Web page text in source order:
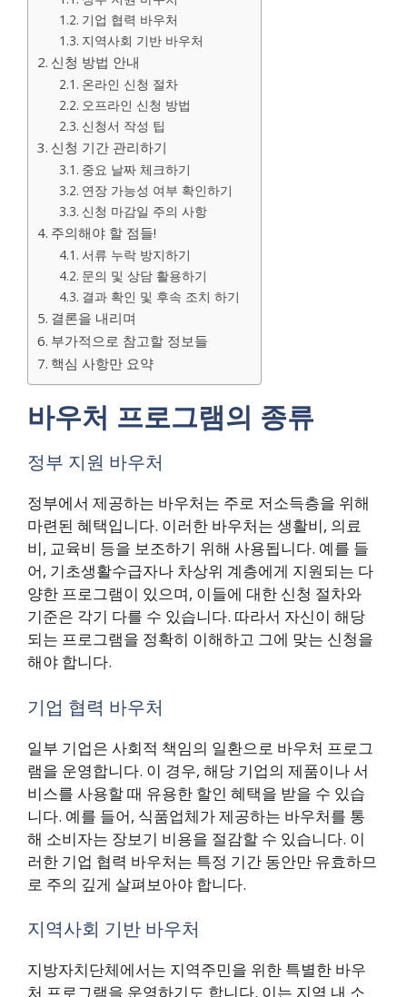
기업 협력 바우처
지역사회 기반 바우처
신청 방법 안내
온라인 신청 절차
오프라인 신청 방법
신청서 작성 팁
신청 기간 관리하기
중요 날짜 체크하기
연장 가능성 여부 확인하기
신청 마감일 주의 사항
주의해야 할 점들!
서류 누락 방지하기
문의 및 상담 활용하기
결과 확인 및 후속 조치 하기
결론을 내리며
부가적으로 참고할 정보들
핵심 사항만 요약
바우처 프로그램의 종류
정부 지원 바우처
정부에서 제공하는 바우처는 주로 저소득층을 위해
마련된 혜택입니다. 이러한 바우처는 생활비, 의료
비, 교육비 등을 보조하기 위해 사용됩니다. 예를 들
어, 기초생활수급자나 차상위 계층에게 지원되는 다
양한 프로그램이 있으며, 이들에 대한 신청 절차와
기준은 각기 다를 수 있습니다. 따라서 자신이 해당
되는 프로그램을 정확히 이해하고 그에 맞는 신청을
해야 합니다.
기업 협력 바우처
일부 기업은 사회적 책임의 일환으로 바우처 프로그
램을 운영합니다. 이 경우, 해당 기업의 제품이나 서
비스를 사용할 때 유용한 할인 혜택을 받을 수 있습
니다. 예를 들어, 식품업체가 제공하는 바우처를 통
해 소비자는 장보기 비용을 절감할 수 있습니다. 이
러한 기업 협력 바우처는 특정 기간 동안만 유효하므
로 주의 깊게 살펴보아야 합니다.
지역사회 기반 바우처
지방자치단체에서는 지역주민을 위한 특별한 바우
처 프로그램을 운영하기도 합니다. 이는 지역 내 소